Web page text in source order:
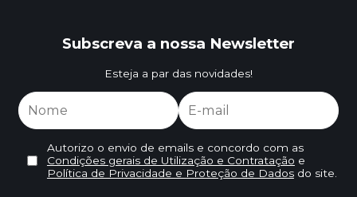
Subscreva a nossa Newsletter
Esteja a par das novidades!
Autorizo o envio de emails e concordo com as
Condições gerais de Utilização e Contratação e
Política de Privacidade e Proteção de Dadosdo site.